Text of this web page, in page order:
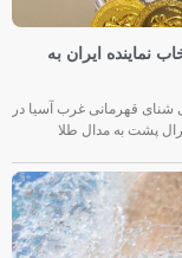
نماینده ایران به
قهرمانی غرب آسیا در